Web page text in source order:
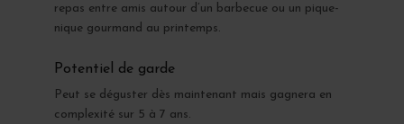
repas entre amis autour d’un barbecue ou un pique-
nique gourmand au printemps.
Potentiel de garde
Peut se déguster dès maintenant mais gagnera en
complexité sur 5 à 7 ans.